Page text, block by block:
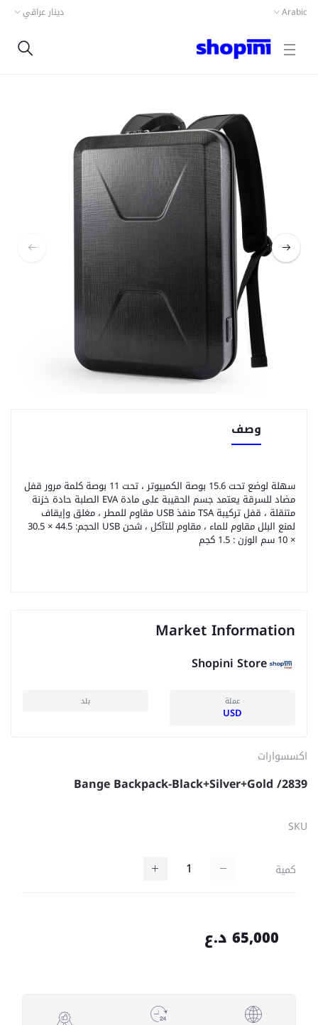
Arabic دينار عراقي
وصف
سهلة لوضع تحت 15.6 بوصة الكمبيوتر ، تحت 11 بوصة كلمة مرور قفل
مضاد للسرقة يعتمد جسم الحقيبة على مادة EVA الصلبة حادة خزنة
متنقلة ، قفل تركيبة TSA منفذ USB مقاوم للمطر ، مغلق وإيقاف
لمنع البلل مقاوم للماء ، مقاوم للتآكل ، شحن USB الحجم: 44.5 × 30.5
× 10 سم الوزن : 1.5 كجم
Market Information
Shopini Store
عملة
USD
بلد
اكسسوارات
Bange Backpack-Black+Silver+Gold /2839
SKU
كمية
65,000 د.ع